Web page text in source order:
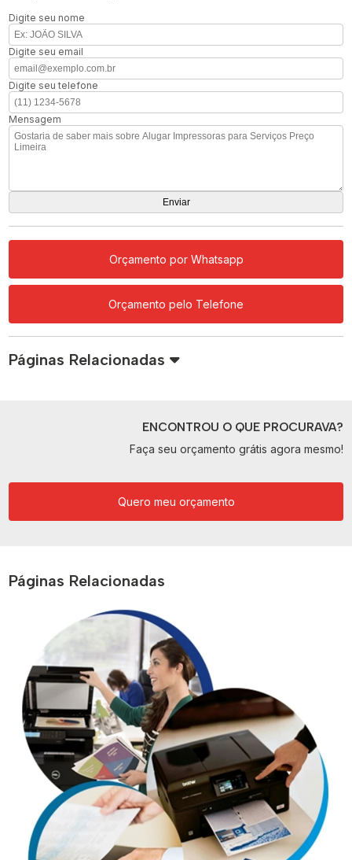
Digite seu nome
Digite seu email
Digite seu telefone
Mensagem
Orçamento por Whatsapp
Orçamento pelo Telefone
Páginas Relacionadas
ENCONTROU O QUE PROCURAVA?
Faça seu orçamento grátis agora mesmo!
Quero meu orçamento
Páginas Relacionadas